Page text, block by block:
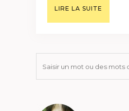
LIRE LA SUITE